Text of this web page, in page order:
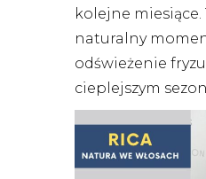
kolejne miesiące.
naturalny
odświeżenie
cieplejszym